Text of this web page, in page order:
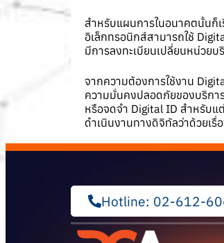
สำหรับแผนการในอนาคตนั้นก็
อิเล็กทรอนิกส์สามารถใช้
มีการลงทะเบียนเปลี่ยนหน่วย
จากความต้องการใช้งาน
ความมั่นคงปลอดภัยของบริกา
หรือจดจำ Digital ID สำหรับแ
ดำเนินงานทางดิจิทัลว่าด้วยเ
Hotline: 02-612-